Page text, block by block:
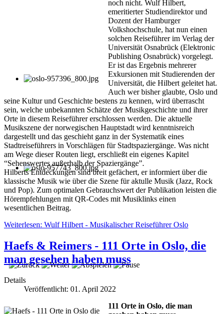
noch nicht. Wulf Hilbert,
emeritierter Studiendirektor und
Dozent der Hamburger
Volkshochschule, hat nun einen
solchen Reiseführer im Verlag der
Universität Osnabrück (Elektronic
Publishing Osnabrück) vorgelegt.
Er ist das Ergebnis mehrerer
Exkursionen mit Studierenden der
Universität, die Hilbert geleitet hat.
Auch wer bisher glaubte, Oslo und
seine Kultur und Geschichte bestens zu kennen, wird überrascht
sein, welche unbekannten Schätze der Musikgeschichte und ihrer
Orte in diesem Reiseführer erschlossen werden. Die aktuelle
Musikszene der norwegischen Hauptstadt wird kenntnisreich
dargestellt und das geschieht ganz in der Systematik eines
Stadtreiseführers in Vorschlägen für Stadtspaziergänge. Was nicht
am Wege dieser Routen liegt, erschließt ein eigenes Kapitel
“Sehenswertes außerhalb der Spaziergänge”.
Hilberts Entdeckungen sind breit gefächert, er informiert über die
klassische Musik wie über die Szene für aktulle Musik (Jazz, Rock
und Pop). Zum optimalen Gebrauchswert der Publikation leisten die
Hörempfehlungen mit QR-Codes mit Musiklinks einen
wesentlichen Beitrag.
Weiterlesen: Wulf Hilbert - Musikalischer Reiseführer Oslo
Haefs & Reimers - 111 Orte in Oslo, die
man gesehen haben muss
Details
Veröffentlicht: 01. April 2022
111 Orte in Oslo, die man